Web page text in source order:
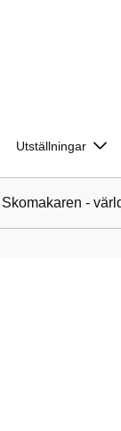
Utställningar
Skomakaren -